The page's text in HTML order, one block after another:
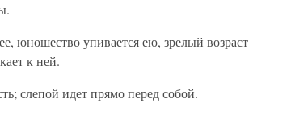
юношество упивается ею, зрелый возраст
к ней.
слепой идет прямо перед собой.